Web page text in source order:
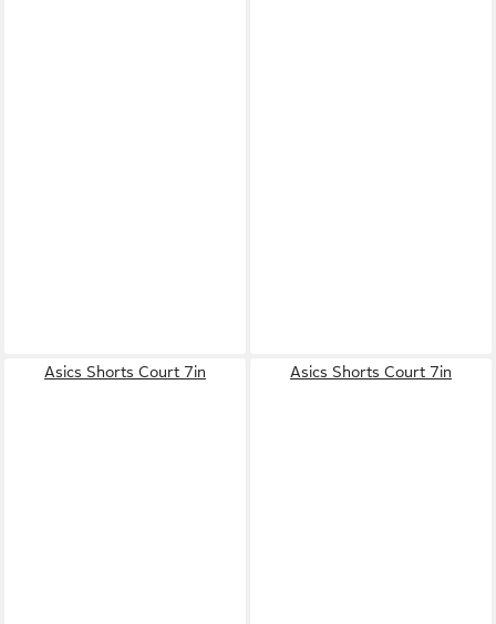
Asics Shorts Court 7in Asics Shorts Court 7in